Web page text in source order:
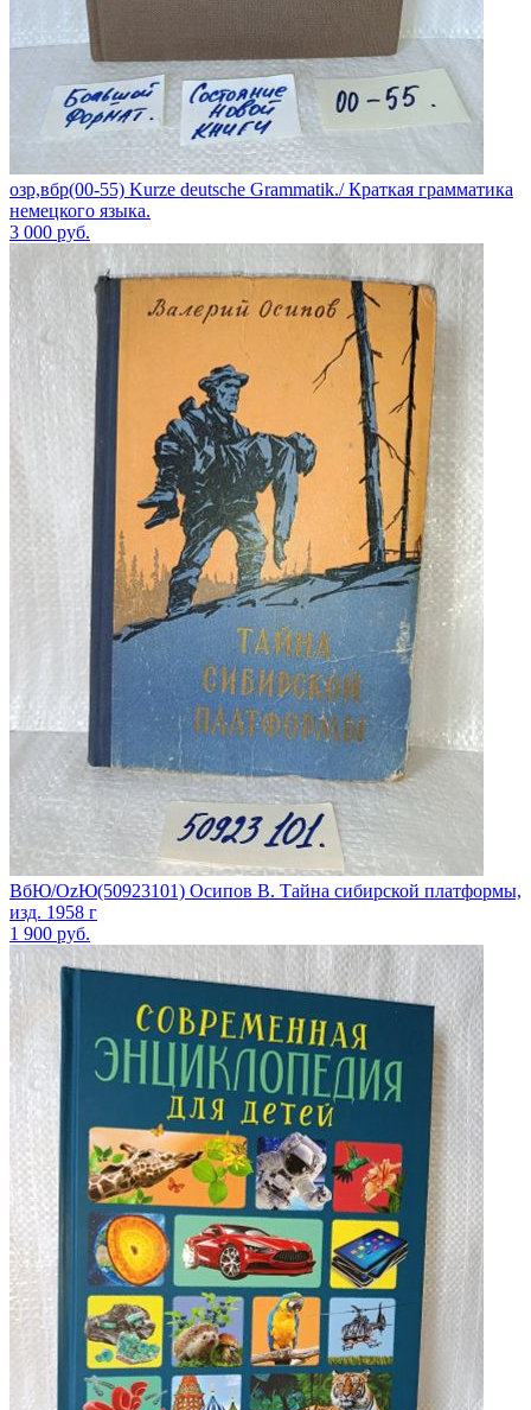
озр,вбр(00-55) Kurze deutsсhe Grammatik./ Краткая грамматика
немецкого языка.
3 000 руб.
ВбЮ/OzЮ(50923101) Осипов В. Тайна сибирской платформы,
изд. 1958 г
1 900 руб.